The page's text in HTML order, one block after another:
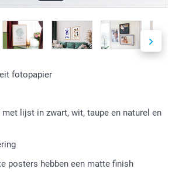
fotopapier
lijst in zwart, wit, taupe en naturel en
posters hebben een matte finish